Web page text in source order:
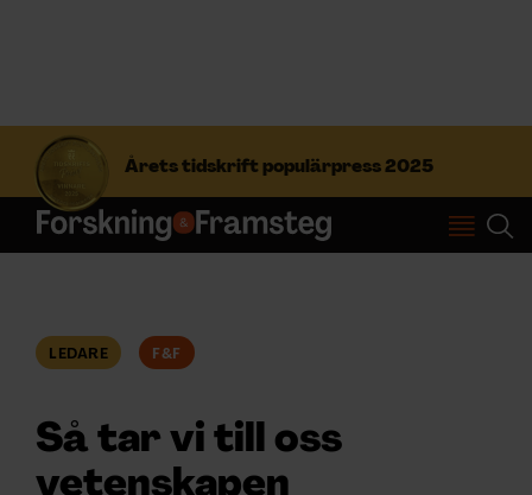
Årets tidskrift populärpress 2025
S
f
t
Prenumerera
ÄMNEN
LEDARE F&F
Så tar vi till oss
vetenskapen